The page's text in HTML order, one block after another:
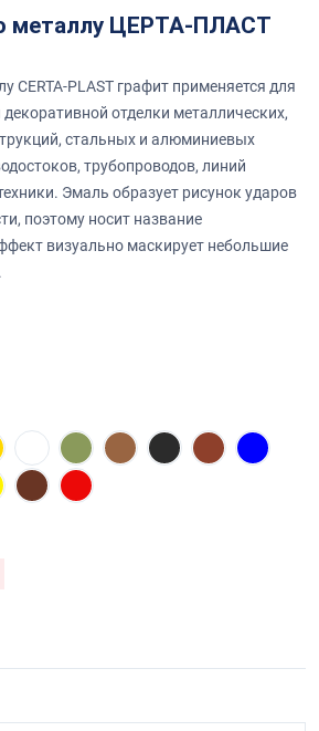
металлу ЦЕРТА-ПЛАСТ
CERTA-PLAST графит применяется для
отделки металлических,
стальных и алюминиевых
трубопроводов, линий
Эмаль образует рисунок ударов
поэтому носит название
визуально маскирует небольшие